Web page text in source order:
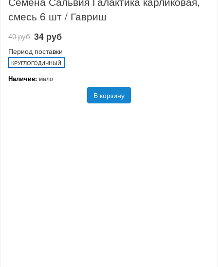
смесь 6 шт / Гавриш
40 руб 34 руб
Период поставки
КРУГЛОГОДИЧНЫЙ
Наличие: мало
В корзину